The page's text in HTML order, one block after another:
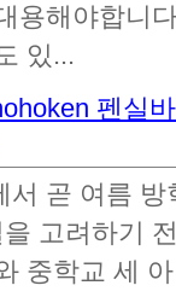
용해야합니
있...
펜실
서 곧 여름
고려하기
중학교 세